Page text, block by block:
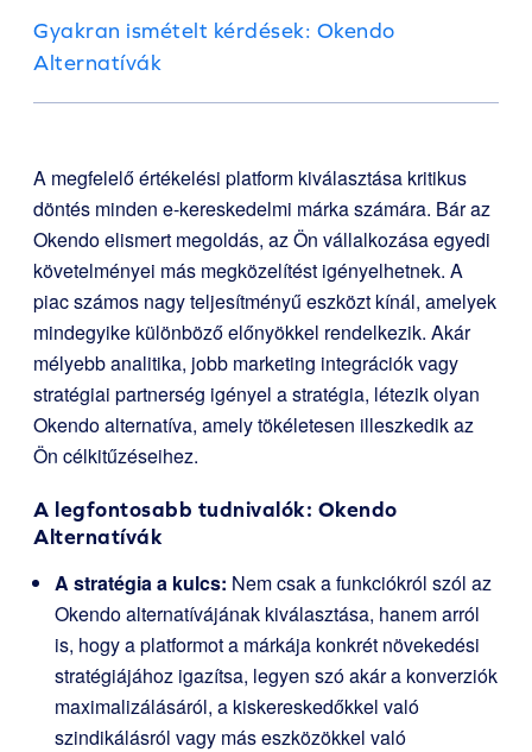
Gyakran ismételt kérdések: Okendo
Alternatívák
A megfelelő értékelési platform kiválasztása kritikus
döntés minden e-kereskedelmi márka számára. Bár az
Okendo elismert megoldás, az Ön vállalkozása egyedi
követelményei más megközelítést igényelhetnek. A
piac számos nagy teljesítményű eszközt kínál, amelyek
mindegyike különböző előnyökkel rendelkezik. Akár
mélyebb analitika, jobb marketing integrációk vagy
stratégiai partnerség igényel a stratégia, létezik olyan
Okendo alternatíva, amely tökéletesen illeszkedik az
Ön célkitűzéseihez.
A legfontosabb tudnivalók: Okendo
Alternatívák
A stratégia a kulcs: Nem csak a funkciókról szól az
Okendo alternatívájának kiválasztása, hanem arról
is, hogy a platformot a márkája konkrét növekedési
stratégiájához igazítsa, legyen szó akár a konverziók
maximalizálásáról, a kiskereskedőkkel való
szindikálásról vagy más eszközökkel való